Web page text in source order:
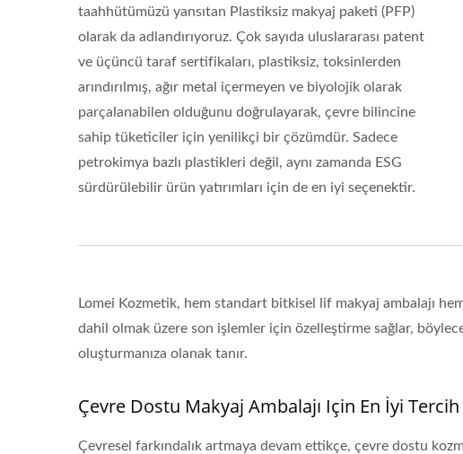
taahhütümüzü yansıtan Plastiksiz makyaj paketi (PFP)
olarak da adlandırıyoruz. Çok sayıda uluslararası patent
ve üçüncü taraf sertifikaları, plastiksiz, toksinlerden
arındırılmış, ağır metal içermeyen ve biyolojik olarak
parçalanabilen olduğunu doğrulayarak, çevre bilincine
sahip tüketiciler için yenilikçi bir çözümdür. Sadece
petrokimya bazlı plastikleri değil, aynı zamanda ESG
sürdürülebilir ürün yatırımları için de en iyi seçenektir.
Lomei Kozmetik, hem standart bitkisel lif makyaj ambalajı
dahil olmak üzere son işlemler için özelleştirme sağlar,
oluşturmanıza olanak tanır.
Çevre Dostu Makyaj Ambalajı Için En İyi Tercih
Çevresel farkındalık artmaya devam ettikçe, çevre dostu